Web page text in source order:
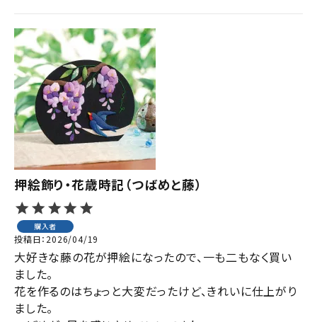
押絵飾り・花歳時記（つばめと藤）
購入者
投稿日 2026/04/19
大好きな藤の花が押絵になったので、一も二もなく買い
ました。
花を作るのはちょっと大変だったけど、きれいに仕上がり
ました。